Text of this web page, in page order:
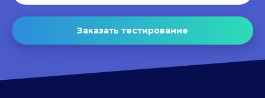
Заказать тестирование